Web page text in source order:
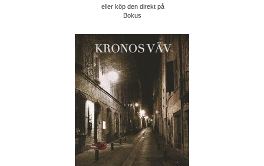
eller köp den direkt på
Bokus